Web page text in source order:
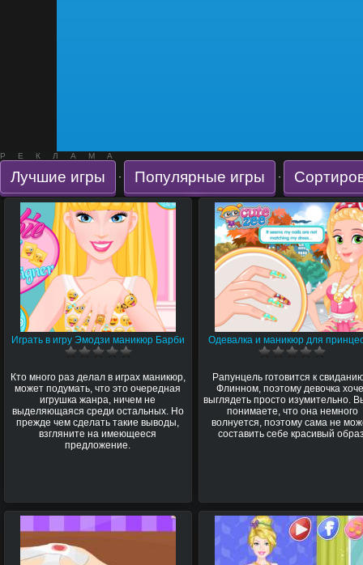
РЕКЛАМА
Лучшие игры · Популярные игры ·
Играть в игру Эмодзи маникюр Барби
Кто много раз делал в играх маникюр,
может подумать, что это очередная
игрушка жанра, ничем не
выделяющаяся среди остальных. Но
прежде чем сделать такие выводы,
взгляните на имеющееся
предложение.
Одевалка и маникюр для
Рапунцель готовится к
Флинном, поэтому девочка
выглядеть просто изумительно.
понимаете, что она немного
волнуется, поэтому сама не
составить себе красивый